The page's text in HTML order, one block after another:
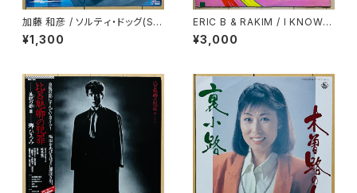
加藤 和彦 / ソルティ・ドッグ(SA
LTY DOG)
¥1,300
ERIC B & RAKIM / I KNOW Y
OU GOT SOUL
¥3,000